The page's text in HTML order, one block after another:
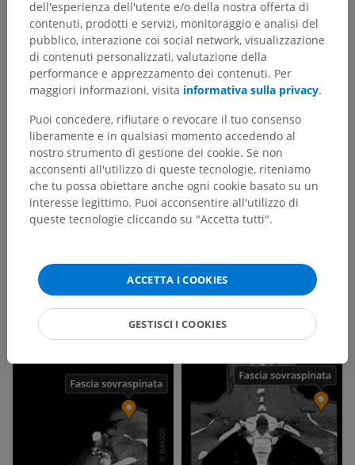
dell'esperienza dell'utente e/o della nostra offerta di
contenuti, prodotti e servizi, monitoraggio e analisi del
pubblico, interazione coi social network, visualizzazione
di contenuti personalizzati, valutazione della
performance e apprezzamento dei contenuti. Per
maggiori informazioni, visita informativa sulla privacy.
Puoi concedere, rifiutare o revocare il tuo consenso
liberamente e in qualsiasi momento accedendo al
nostro strumento di gestione dei cookie. Se non
acconsenti all'utilizzo di queste tecnologie, riteniamo
che tu possa obiettare anche ogni cookie basato su un
interesse legittimo. Puoi acconsentire all'utilizzo di
queste tecnologie cliccando su "Accetta tutti".
ACCETTA I COOKIES
GESTISCI I COOKIES